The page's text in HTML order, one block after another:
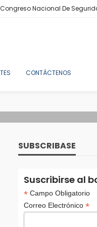
Congreso Nacional De
CONTÁCTENOS
SUBSCRIBASE
Suscribirse al
*Campo Obligatorio
Correo Electrónico *